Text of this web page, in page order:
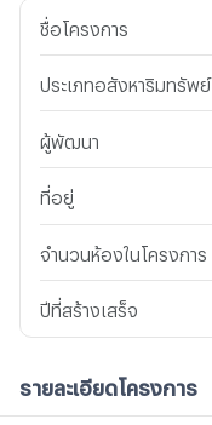
ชื่อโครงการ
ประเภทอสังหาริมทรัพย์
ผู้พัฒนา
ที่อยู่
จำนวนห้องในโครงการ
ปีที่สร้างเสร็จ
รายละเอียดโครงการ